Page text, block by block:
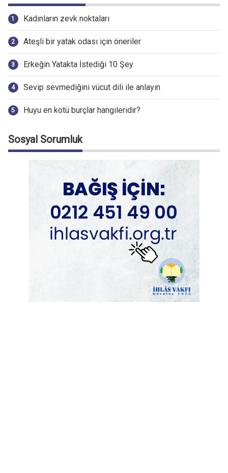
Kadınların zevk noktaları
Ateşli bir yatak odası için öneriler
Erkeğin Yatakta İstediği 10 Şey
Sevip sevmediğini vücut dili ile anlayın
Huyu en kötü burçlar hangileridir?
Sosyal Sorumluk